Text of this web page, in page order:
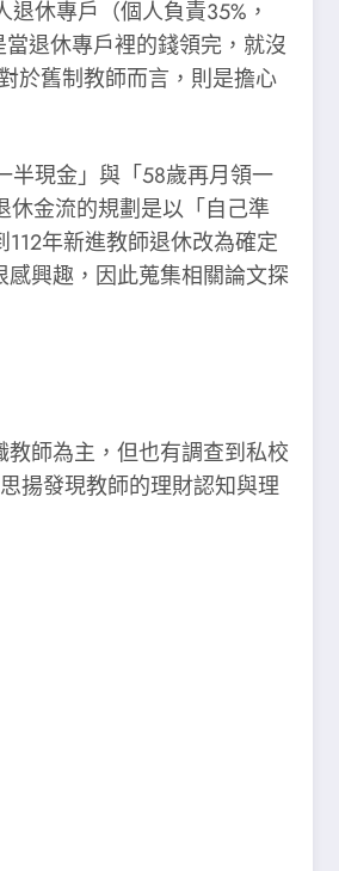
休專戶（個人負責35%，
退休專戶裡的錢領完，就沒
於舊制教師而言，則是擔心
半現金」與「58歲再月領一
金流的規劃是以「自己準
年新進教師退休改為確定
興趣，因此蒐集相關論文探
師為主，但也有調查到私校
揚發現教師的理財認知與理